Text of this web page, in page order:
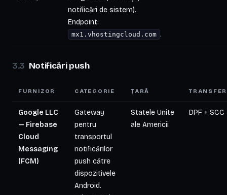
notificări de sistem).
Endpoint:
mx1.vhostingcloud.com .
Notificări push
FURNIZOR CATEGORIE ȚARĂ TRANSFER
Google LLC
— Firebase
Cloud
Messaging
(FCM)
Gateway
pentru
transportul
notificărilor
push către
dispozitivele
Android.
Statele Unite
ale Americii
DPF + SCC